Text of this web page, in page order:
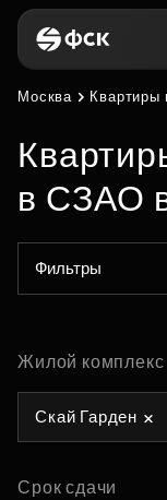
Москва Квартиры
в СЗАО
Фильтры
Жилой комплекс
Скай Гарден
Срок сдачи